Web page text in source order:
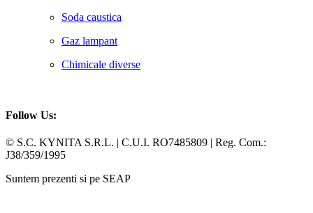
Soda caustica
Gaz lampant
Chimicale diverse
Follow Us:
Facebook
Whatsapp
© S.C. KYNITA S.R.L. | C.U.I. RO7485809 | Reg. Com.:
J38/359/1995
Suntem prezenti si pe SEAP